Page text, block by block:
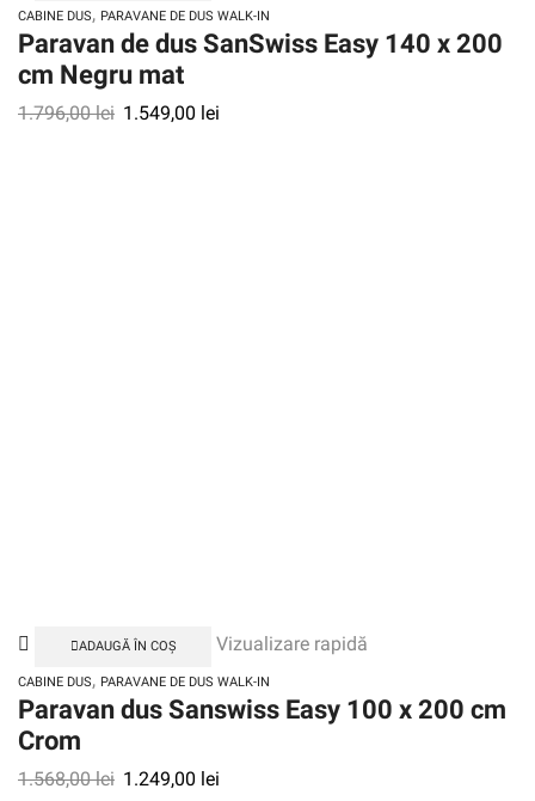
CABINE DUS, PARAVANE DE DUS WALK-IN
Paravan de dus SanSwiss Easy 140 x 200
cm Negru mat
1.796,00lei 1.549,00 lei
ADAUGĂ ÎN COȘ Vizualizare rapidă
CABINE DUS, PARAVANE DE DUS WALK-IN
Paravan dus Sanswiss Easy 100 x 200 cm
Crom
1.568,00lei 1.249,00 lei